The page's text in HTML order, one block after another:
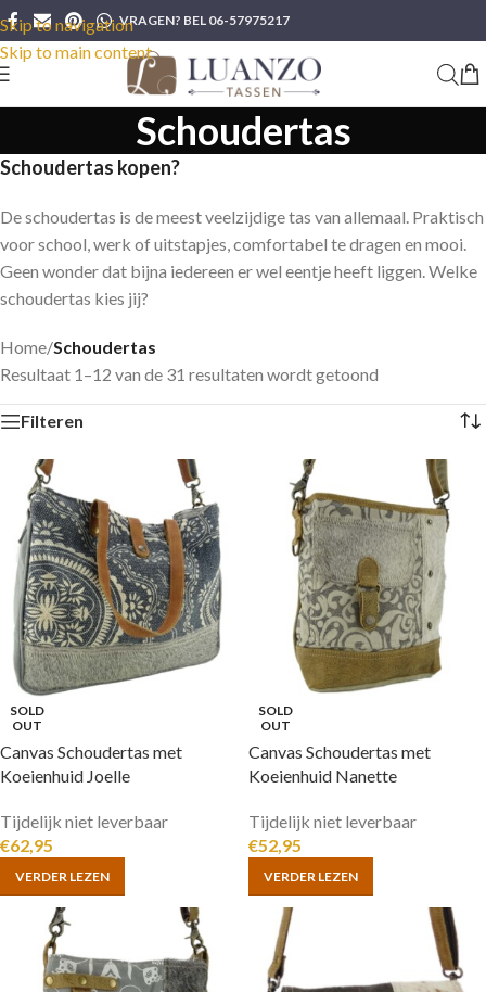
Skip to navigation
Skip to main content
VRAGEN? BEL 06-57975217
Schoudertas
Schoudertas kopen?
De schoudertas is de meest veelzijdige tas van allemaal. Praktisch
voor school, werk of uitstapjes, comfortabel te dragen en mooi.
Geen wonder dat bijna iedereen er wel eentje heeft liggen. Welke
schoudertas kies jij?
Home/Schoudertas
Resultaat 1–12 van de 31 resultaten wordt getoond
Filteren
SOLD
OUT
Canvas Schoudertas met
Koeienhuid Joelle
Tijdelijk niet leverbaar
€62,95
VERDER LEZEN
SOLD
OUT
Canvas Schoudertas met
Koeienhuid Nanette
Tijdelijk niet leverbaar
€52,95
VERDER LEZEN